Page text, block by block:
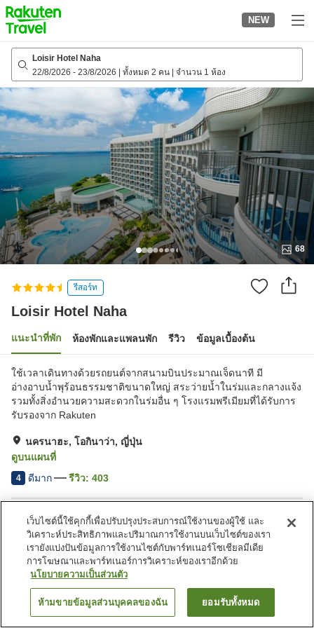
to
top
page
NEW
Loisir Hotel Naha
22/8/2026 - 23/8/2026 ทั้งหมด 2 คน จำนวน 1 ห้อง
68
รีสอร์ท
Loisir Hotel Naha
แนะนำที่พัก ห้องพักและแพลนพัก รีวิว ข้อมูลเบื้องต้น
ใช้เวลาเดินทางด้วยรถยนต์จากสนามบินประมาณเจ็ดนาที มี
อ่างอาบน้ำพุร้อนธรรมชาติขนาดใหญ่ สระว่ายน้ำในร่มและกลางแจ้ง
รวมทั้งสิ่งอำนวยความสะดวกในร่มอื่น ๆ โรงแรมพรีเมียมที่ได้รับการ
รับรองจาก Rakuten
นครนาฮะ, โอกินาว่า, ญี่ปุ่น
ดูบนแผนที่
4 ดีมาก รีวิว: 403
สิ่งอำนวยความสะดวกในที่พัก
Wi-Fi
อ่างน้ำวน
ฟิตเนสยิม/ฟิตเนสคลับ
ร้านอาหาร
หน้าแรก ญี่ปุ่น โอกินาว่า นครนาฮะ Loisir Hotel Naha
ค้นหาห้องพัก
เว็บไซต์นี้ใช้คุกกี้เพื่อปรับปรุงประสบการณ์ใช้งานของผู้ใช้ และ
วิเคราะห์ประสิทธิภาพและปริมาณการใช้งานบนเว็บไซต์ของเรา
เรายังแบ่งปันข้อมูลการใช้งานไซต์กับพาร์ทเนอร์โซเชียลมีเดีย
การโฆษณาและพาร์ทเนอร์การวิเคราะห์ของเราอีกด้วย
นโยบายความเป็นส่วนตัว
ห้ามขายข้อมูลส่วนบุคคลของฉัน ยอมรับทั้งหมด